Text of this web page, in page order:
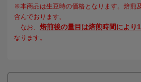
※本商品は生豆時の価格となります。焙煎
含んでおります。
なお、 焙煎後の量目は焙煎時間により
なります。